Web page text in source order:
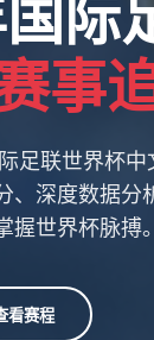
际
事
足联世界杯
、深度数据分
握世界杯脉搏。
看赛程